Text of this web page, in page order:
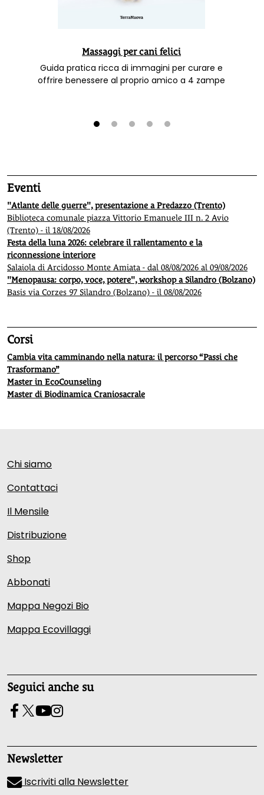
Massaggi per cani felici
Guida pratica ricca di immagini per curare e
offrire benessere al proprio amico a 4 zampe
Eventi
"Atlante delle guerre", presentazione a Predazzo (Trento)
Biblioteca comunale piazza Vittorio Emanuele III n. 2 Avio
(Trento) - il 18/08/2026
Festa della luna 2026: celebrare il rallentamento e la
riconnessione interiore
Salaiola di Arcidosso Monte Amiata - dal 08/08/2026 al 09/08/2026
"Menopausa: corpo, voce, potere", workshop a Silandro (Bolzano)
Basis via Corzes 97 Silandro (Bolzano) - il 08/08/2026
Corsi
Cambia vita camminando nella natura: il percorso “Passi che
Trasformano”
Master in EcoCounseling
Master di Biodinamica Craniosacrale
Chi siamo
Contattaci
Il Mensile
Distribuzione
Shop
Abbonati
Mappa Negozi Bio
Mappa Ecovillaggi
Seguici anche su
Newsletter
Iscriviti alla Newsletter